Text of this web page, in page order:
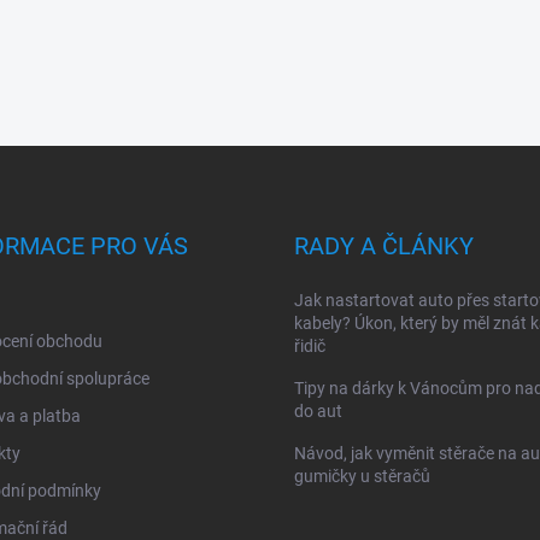
PRO VÁS
obchodu
spolupráce
a platba
podmínky
řád
RADY A ČLÁNKY
Jak nastartovat auto přes
kabely? Úkon, který by měl znát
řidič
Tipy na dárky k Vánocům pro
do aut
Návod, jak vyměnit stěrače na
gumičky u stěračů